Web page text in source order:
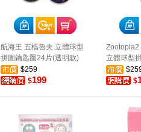
航海王 五檔魯夫 立體球型
拼圖鑰匙圈24片(透明款)
$259
$199
Zootopia2
立體球型
$